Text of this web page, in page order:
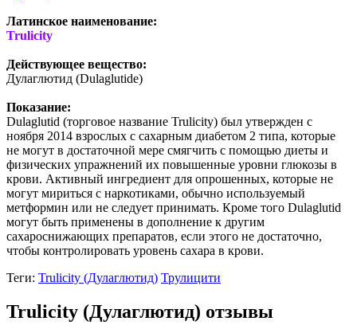
Латинское наименование:
Trulicity
Действующее вещество:
Дулаглютид (Dulaglutide)
Показание:
Dulaglutid (торговое название Trulicity) был утвержден с
ноября 2014 взрослых с сахарным диабетом 2 типа, которые
не могут в достаточной мере смягчить с помощью диеты и
физических упражнений их повышенные уровни глюкозы в
крови. Активный ингредиент для опрошенных, которые не
могут мириться с наркотиками, обычно используемый
метформин или не следует принимать. Кроме того Dulaglutid
могут быть применены в дополнение к другим
сахароснижающих препаратов, если этого не достаточно,
чтобы контролировать уровень сахара в крови.
Теги: Trulicity (Дулаглютид) Трулицити
Trulicity (Дулаглютид) отзывы